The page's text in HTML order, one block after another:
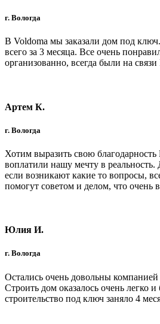
г. Вологда
В Voldoma мы заказали дом под
всего за 3 месяца. Все очень
организованно, всегда были на
Артем К.
г. Вологда
Хотим выразить свою благодарность
воплатили нашу мечту в
если возникают какие то вопросы,
помогут советом и делом, что очень
Юлия И.
г. Вологда
Остались очень довольны
Строить дом оказалось очень легко
строительство под ключ заняло 4